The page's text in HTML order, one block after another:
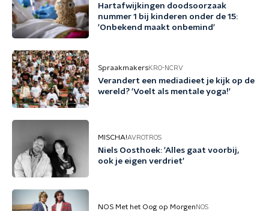
Hartafwijkingen doodsoorzaak
nummer 1 bij kinderen onder de 15:
'Onbekend maakt onbemind'
SpraakmakersKRO-NCRV
Verandert een mediadieet je kijk op de
wereld? 'Voelt als mentale yoga!'
MISCHA!AVROTROS
Niels Oosthoek: 'Alles gaat voorbij,
ook je eigen verdriet'
NOS Met het Oog op Morgen NOS